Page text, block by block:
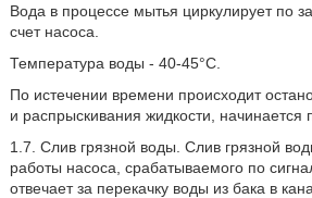
Вода в процессе мытья циркулирует по
счет насоса.
Температура воды - 40-45°C.
По истечении времени происходит
и распрыскивания жидкости, начинается
1.7. Слив грязной воды. Слив грязной
работы насоса, срабатываемого по
отвечает за перекачку воды из бака в